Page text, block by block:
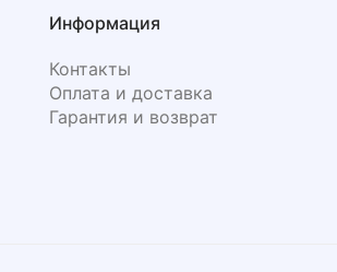
Информация
Контакты
Оплата и доставка
Гарантия и возврат